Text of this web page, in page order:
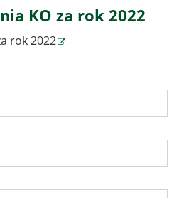
KO za rok 2022
rok 2022